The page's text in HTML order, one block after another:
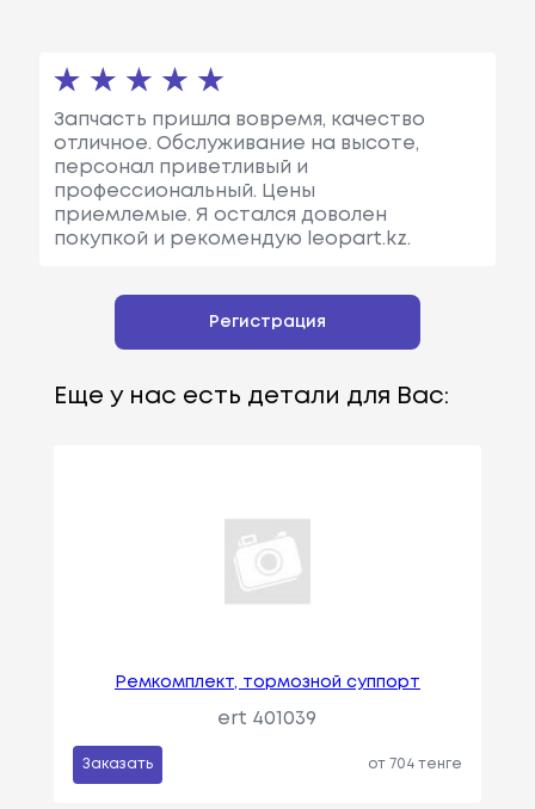
Запчасть пришла вовремя, качество
отличное. Обслуживание на высоте,
персонал приветливый и
профессиональный. Цены
приемлемые. Я остался доволен
покупкой и рекомендую leopart.kz.
Регистрация
Еще у нас есть детали для Вас:
Ремкомплект, тормозной суппорт
ert 401039
Заказать от 704 тенге